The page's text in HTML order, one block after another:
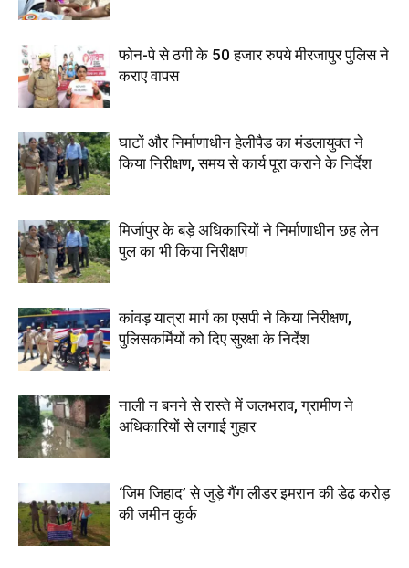
फोन-पे से ठगी के 50 हजार रुपये मीरजापुर पुलिस ने
कराए वापस
घाटों और निर्माणाधीन हेलीपैड का मंडलायुक्त ने
किया निरीक्षण, समय से कार्य पूरा कराने के निर्देश
मिर्जापुर के बड़े अधिकारियों ने निर्माणाधीन छह लेन
पुल का भी किया निरीक्षण
कांवड़ यात्रा मार्ग का एसपी ने किया निरीक्षण,
पुलिसकर्मियों को दिए सुरक्षा के निर्देश
नाली न बनने से रास्ते में जलभराव, ग्रामीण ने
अधिकारियों से लगाई गुहार
‘जिम जिहाद’ से जुड़े गैंग लीडर इमरान की डेढ़ करोड़
की जमीन कुर्क